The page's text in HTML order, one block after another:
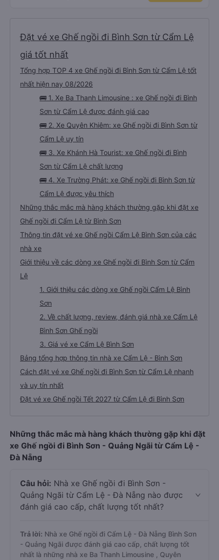
Đặt vé xe Ghế ngồi đi Bình Sơn từ Cẩm Lệ
giá tốt nhất
Tổng hợp TOP 4 xe Ghế ngồi đi Bình Sơn từ Cẩm Lệ tốt
nhất hiện nay 08/2026
🚌 1. Xe Ba Thanh Limousine : xe Ghế ngồi đi Bình
Sơn từ Cẩm Lệ được đánh giá cao
🚌 2. Xe Quyên Khiêm: xe Ghế ngồi đi Bình Sơn từ
Cẩm Lệ uy tín
🚌 3. Xe Khánh Hà Tourist: xe Ghế ngồi đi Bình
Sơn từ Cẩm Lệ chất lượng
🚌 4. Xe Trường Phát: xe Ghế ngồi đi Bình Sơn từ
Cẩm Lệ được yêu thích
Những thắc mắc mà hàng khách thường gặp khi đặt xe
Ghế ngồi đi Cẩm Lệ từ Bình Sơn
Thông tin đặt vé xe Ghế ngồi Cẩm Lệ Bình Sơn của các
nhà xe
Giới thiệu về các dòng xe Ghế ngồi đi Bình Sơn từ Cẩm
Lệ
1. Giới thiệu các dòng xe Ghế ngồi Cẩm Lệ Bình
Sơn
2. Về chất lượng, review, đánh giá nhà xe Cẩm Lệ
Bình Sơn Ghế ngồi
3. Giá vé xe Cẩm Lệ Bình Sơn
Bảng tổng hợp thông tin nhà xe Cẩm Lệ - Bình Sơn
Cách đặt vé xe Ghế ngồi đi Bình Sơn từ Cẩm Lệ nhanh
và uy tín nhất
Đặt vé xe Ghế ngồi Tết 2027 từ Cẩm Lệ đi Bình Sơn
Những thắc mắc mà hàng khách thường gặp khi đặt
xe Ghế ngồi đi Bình Sơn - Quảng Ngãi từ Cẩm Lệ -
Đà Nẵng
Câu hỏi: Nhà xe Ghế ngồi đi Bình Sơn -
Quảng Ngãi từ Cẩm Lệ - Đà Nẵng nào được
đánh giá cao cấp, chất lượng tốt nhất?
Trả lời: Nhà xe Ghế ngồi đi Cẩm Lệ - Đà Nẵng Bình Sơn
- Quảng Ngãi được đánh giá cao cấp, chất lượng tốt
nhất là những nhà xe Ba Thanh Limousine , Quyên